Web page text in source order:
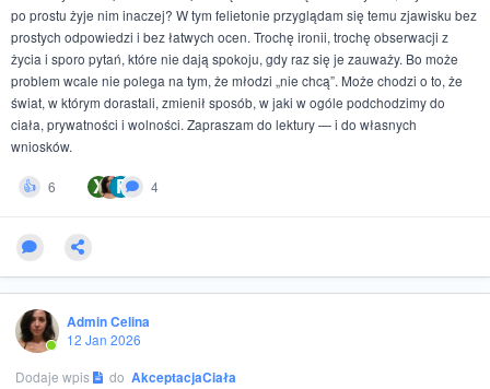
po prostu żyje nim inaczej? W tym felietonie przyglądam się temu zjawisku bez
prostych odpowiedzi i bez łatwych ocen. Trochę ironii, trochę obserwacji z
życia i sporo pytań, które nie dają spokoju, gdy raz się je zauważy. Bo może
problem wcale nie polega na tym, że młodzi „nie chcą”. Może chodzi o to, że
świat, w którym dorastali, zmienił sposób, w jaki w ogóle podchodzimy do
ciała, prywatności i wolności. Zapraszam do lektury — i do własnych
wniosków.
👍 6 X F 4
Admin Celina
12 Jan 2026
Dodaje wpis
do AkceptacjaCiała